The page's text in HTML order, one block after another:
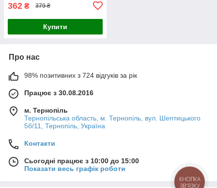
362 ₴ 379 ₴
Купити
Про нас
98% позитивних з 724 відгуків за рік
Працює з 30.08.2016
м. Тернопіль
Тернопільська область, м. Тернопіль, вул. Шептицького
5б/11, Тернопіль, Україна
Контакти
Сьогодні працює з 10:00 до 15:00
Показати весь графік роботи
КНОПКА
ЗВ'ЯЗКУ